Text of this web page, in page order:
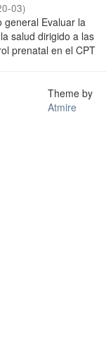
03)
general Evaluar la
salud dirigido a las
prenatal en el CPT
Theme by
Atmire